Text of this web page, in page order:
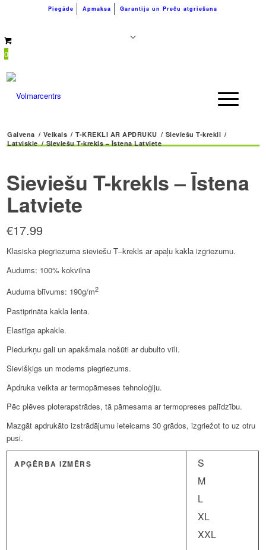
Piegāde Apmaksa Garantija un Preču atgriešana
0
Galvena / Veikals / T-KREKLI AR APDRUKU / Sieviešu T-krekli /
Latviskie / Sieviešu T-krekls – Īstena Latviete
Sieviešu T-krekls – Īstena
Latviete
€17.99
Klasiska piegriezuma sieviešu T–krekls ar apaļu kakla izgriezumu.
Audums: 100% kokvilna
Auduma blīvums: 190g/m2
Pastiprināta kakla lenta.
Elastīga apkakle.
Piedurkņu gali un apakšmala nošūti ar dubulto vīli.
Sievišķigs un moderns piegriezums.
Apdruka veikta ar termopārneses tehnoloģiju.
Pēc plēves ploterapstrādes, tā pārnesama ar termopreses palīdzību.
Mazgāt apdrukāto izstrādājumu ieteicams 30 grādos, izgriežot to uz otru
pusi.
APĢĒRBA IZMĒRS
S
M
L
XL
XXL